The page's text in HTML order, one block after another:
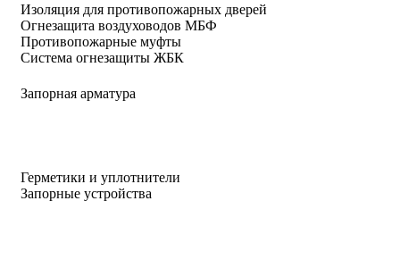
Изоляция для противопожарных дверей
Огнезащита воздуховодов МБФ
Противопожарные муфты
Система огнезащиты ЖБК
Запорная арматура
Герметики и уплотнители
Запорные устройства